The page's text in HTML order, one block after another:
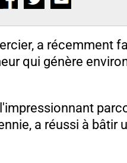
a récemment
qui génère
a réussi à bâtir